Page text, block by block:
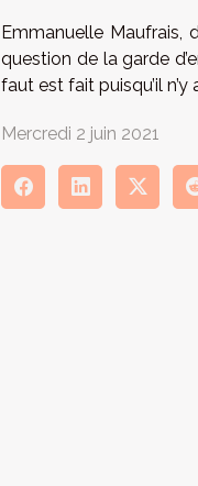
Emmanuelle Maufrais,
question de la garde
faut est fait puisqu’il n’y
Mercredi 2 juin 2021